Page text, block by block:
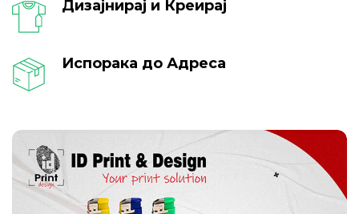
Дизајнирај и Креирај
Испорака до Адреса